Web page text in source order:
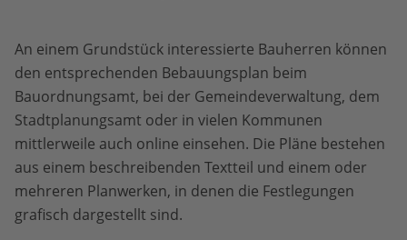
An einem Grundstück interessierte Bauherren können
den entsprechenden Bebauungsplan beim
Bauordnungsamt, bei der Gemeindeverwaltung, dem
Stadtplanungsamt oder in vielen Kommunen
mittlerweile auch online einsehen. Die Pläne bestehen
aus einem beschreibenden Textteil und einem oder
mehreren Planwerken, in denen die Festlegungen
grafisch dargestellt sind.